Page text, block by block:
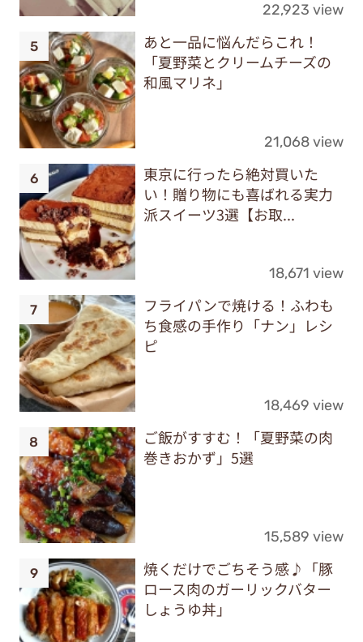
22,923 view
あと一品に悩んだらこれ！
「夏野菜とクリームチーズの
和風マリネ」
21,068 view
東京に行ったら絶対買いた
い！贈り物にも喜ばれる実力
派スイーツ3選【お取...
18,671 view
フライパンで焼ける！ふわも
ち食感の手作り「ナン」レシ
ピ
18,469 view
ご飯がすすむ！「夏野菜の肉
巻きおかず」5選
15,589 view
焼くだけでごちそう感♪「豚
ロース肉のガーリックバター
しょうゆ丼」